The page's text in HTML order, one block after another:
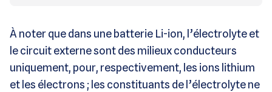
À noter que dans une batterie Li-ion, l’électrolyte et
le circuit externe sont des milieux conducteurs
uniquement, pour, respectivement, les ions lithium
et les électrons ; les constituants de l’électrolyte ne